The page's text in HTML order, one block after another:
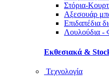
Στόρια-
Αξεσουάρ
Επιδαπέδια
Λουλούδια -
Εκθεσιακά &
Τεχνολογία